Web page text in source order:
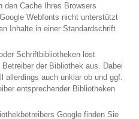
den Cache Ihres Browsers
Webfonts nicht unterstützt
Inhalte in einer Standardschrift
Schriftbibliotheken löst
der Bibliothek aus. Dabei
allerdings auch unklar ob und ggf.
entsprechender Bibliotheken
Google finden Sie